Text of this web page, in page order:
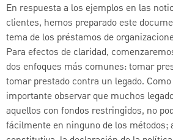
En respuesta a los ejemplos en las
clientes, hemos preparado este
tema de los préstamos de
Para efectos de claridad,
dos enfoques más comunes: tomar
tomar prestado contra un legado.
importante observar que muchos
aquellos con fondos restringidos, no
fácilmente en ninguno de los métodos;